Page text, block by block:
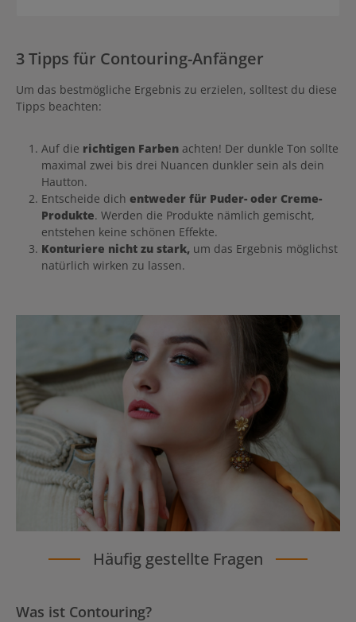
3 Tipps für Contouring-Anfänger
Um das bestmögliche Ergebnis zu erzielen, solltest du diese
Tipps beachten:
Auf die richtigen Farben achten! Der dunkle Ton sollte
maximal zwei bis drei Nuancen dunkler sein als dein
Hautton.
Entscheide dich entweder für Puder- oder Creme-
Produkte. Werden die Produkte nämlich gemischt,
entstehen keine schönen Effekte.
Konturiere nicht zu stark, um das Ergebnis möglichst
natürlich wirken zu lassen.
Häufig gestellte Fragen
Was ist Contouring?